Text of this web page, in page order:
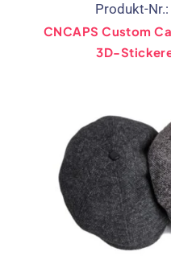
Produkt-
CNCAPS Custom
3D-